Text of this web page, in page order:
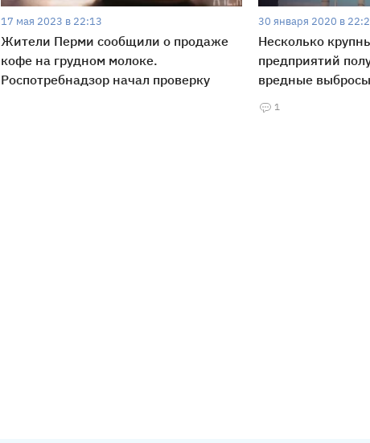
17 мая 2023 в 22:13
Жители Перми сообщили о продаже
кофе на грудном молоке.
Роспотребнадзор начал проверку
30 января 2020 в
Несколько
предприятий
вредные
1